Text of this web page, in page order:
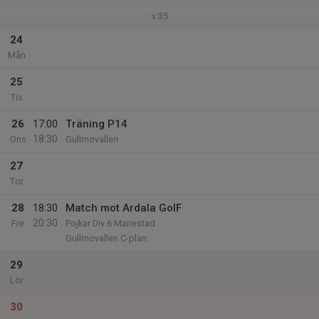
v.35
24
Mån
25
Tis
26
Ons
17:00
18:30
Träning P14
Gullmovallen
27
Tor
28
Fre
18:30
20:30
Match mot Ardala GoIF
Pojkar Div 6 Mariestad
Gullmovallen C-plan
29
Lör
30